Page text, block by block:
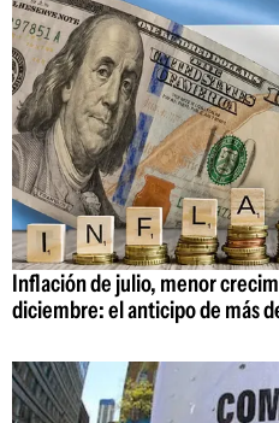
Inflación de julio, menor
diciembre: el anticipo de más